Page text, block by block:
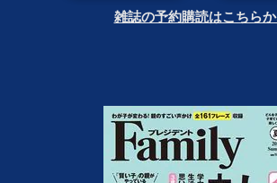
雑誌の予約購読はこちら